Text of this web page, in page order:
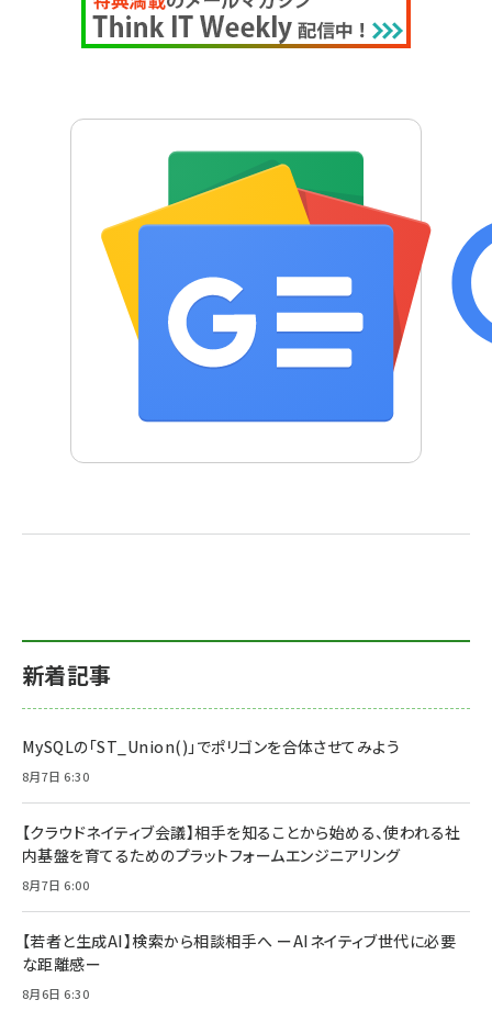
新着記事
MySQLの「ST_Union()」でポリゴンを合体させてみよう
8月7日 6:30
【クラウドネイティブ会議】相手を知ることから始める、使われる社
内基盤を育てるためのプラットフォームエンジニアリング
8月7日 6:00
【若者と生成AI】検索から相談相手へ ーAIネイティブ世代に必要
な距離感ー
8月6日 6:30